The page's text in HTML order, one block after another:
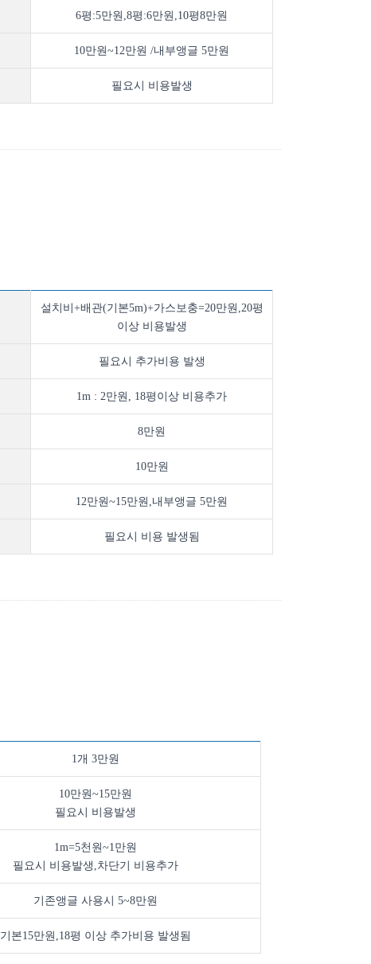
6평:5만원,8평:6만원,10평8만원
10만원~12만원 /내부앵글 5만원
필요시 비용발생
설치비+배관(기본5m)+가스보충=20만원,20평
이상 비용발생
필요시 추가비용 발생
1m : 2만원, 18평이상 비용추가
8만원
10만원
12만원~15만원,내부앵글 5만원
필요시 비용 발생됨
1개 3만원
10만원~15만원
필요시 비용발생
1m=5천원~1만원
필요시 비용발생,차단기 비용추가
기존앵글 사용시 5~8만원
기본15만원,18평 이상 추가비용 발생됨